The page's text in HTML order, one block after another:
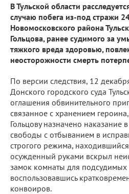
В Тульской области
случаю побега из-под стражи
Новомосковского района
Гольцова, ранее судимого за
тяжкого вреда здоровью,
неосторожности смерть
По версии следствия, 12
Донского городского суда
оглашения обвинительного
связанное с хранением
Гольцову назначено наказание
свободы с отбыванием в
строгого режима,
осужденный руками вскрыл
замок комнаты для подсудимых
воспользовавшись
конвоиров.